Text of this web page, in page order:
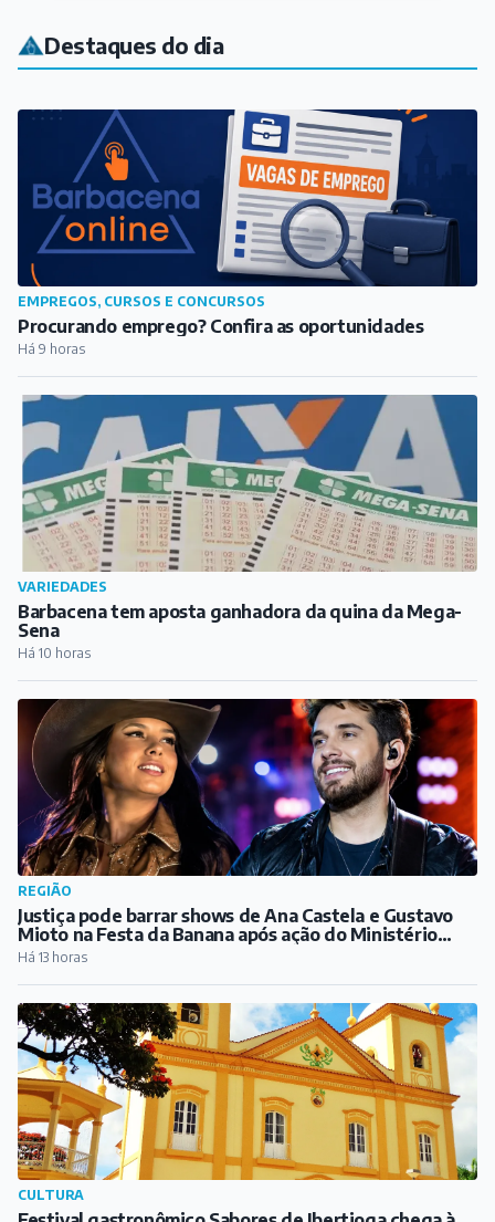
Destaques do dia
EMPREGOS, CURSOS E CONCURSOS
Procurando emprego? Confira as oportunidades
Há 9 horas
VARIEDADES
Barbacena tem aposta ganhadora da quina da Mega-
Sena
Há 10 horas
REGIÃO
Justiça pode barrar shows de Ana Castela e Gustavo
Mioto na Festa da Banana após ação do Ministério
Público
Há 13 horas
CULTURA